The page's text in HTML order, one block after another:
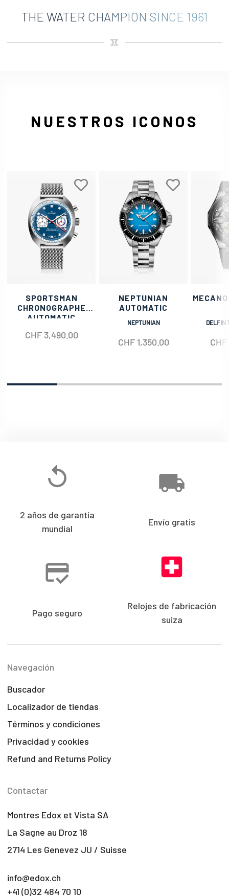
THE WATER CHAMPION SINCE 1961
NUESTROS ICONOS
SPORTSMAN
CHRONOGRAPHE
AUTOMATIC
CHF3,490.00
NEPTUNIAN
AUTOMATIC
NEPTUNIAN
CHF1,350.00
DELFIN
CHF
2 años de garantía
mundial
Envío gratis
Pago seguro
Relojes de fabricación
suiza
Navegación
Buscador
Localizador de tiendas
Términos y condiciones
Privacidad y cookies
Refund and Returns Policy
Contactar
Montres Edox et Vista SA
La Sagne au Droz 18
2714 Les Genevez JU / Suisse
info@edox.ch
+41 (0)32 484 70 10